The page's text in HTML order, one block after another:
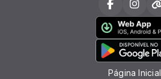
Página Inicial